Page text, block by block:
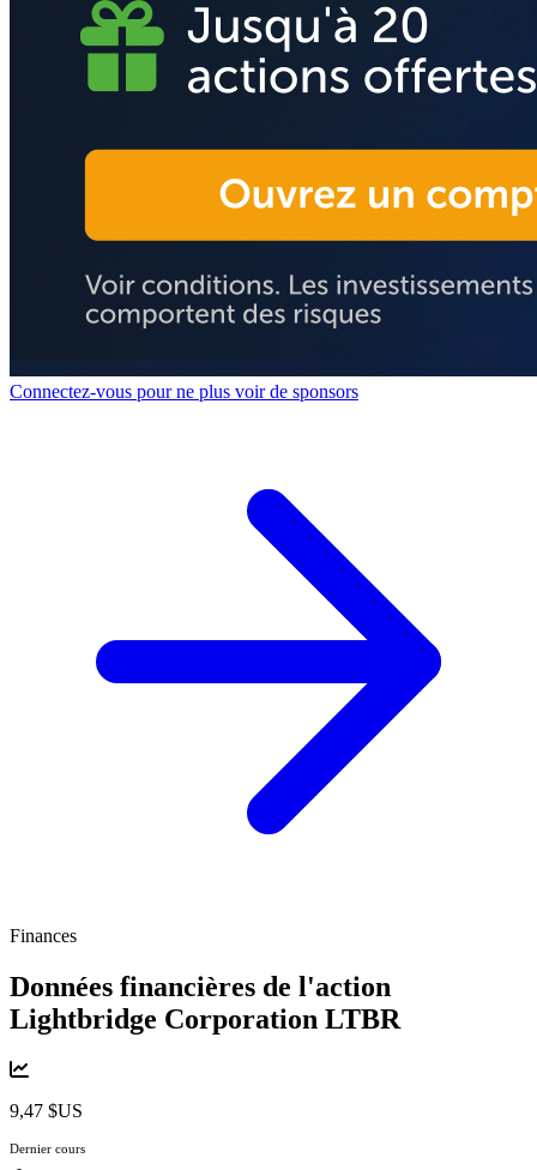
Connectez-vous pour ne plus voir de sponsors
Finances
Données financières de l'action
Lightbridge Corporation LTBR
9,47 $US
Dernier cours